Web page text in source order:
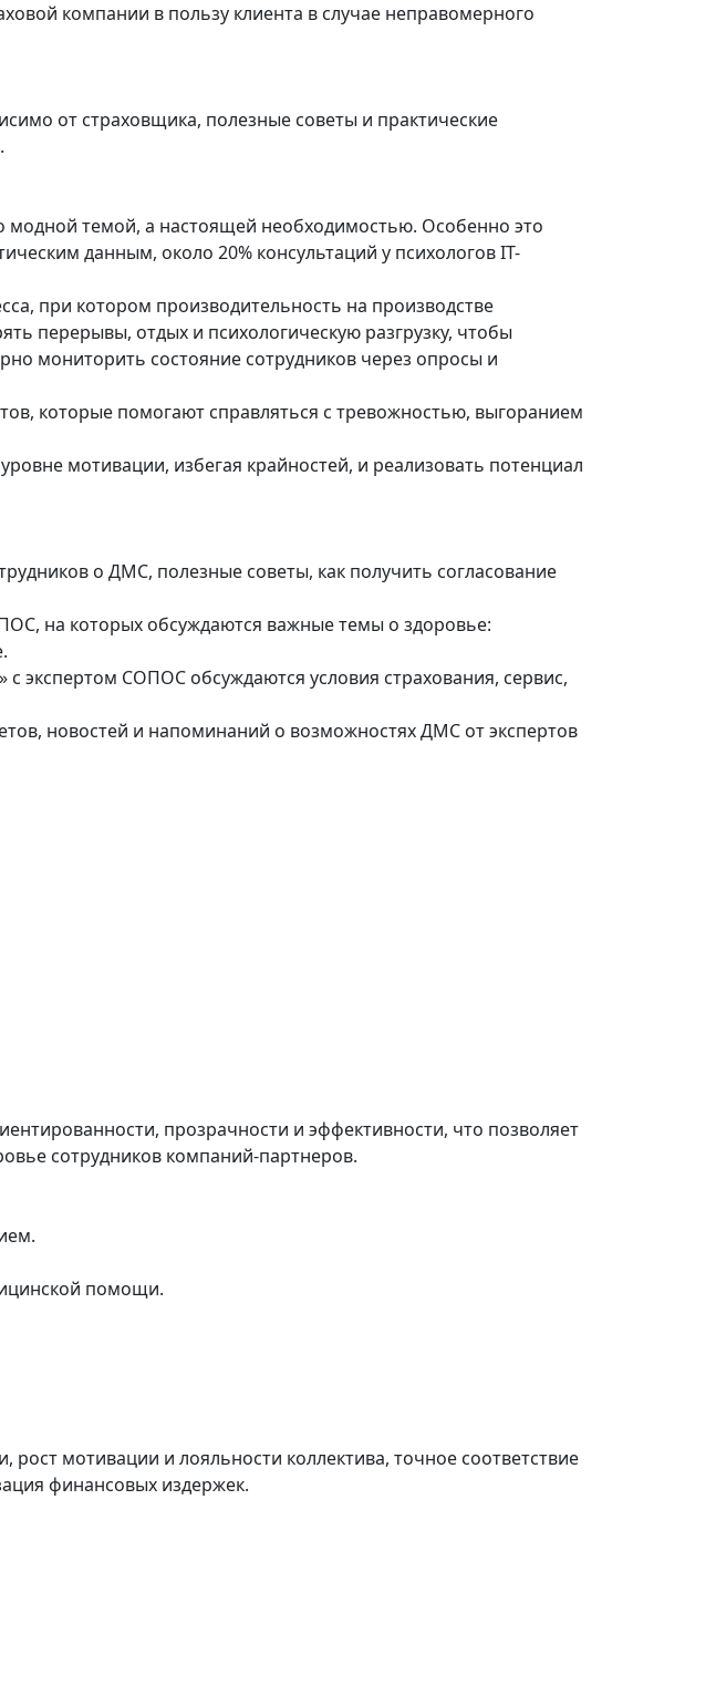
компании в пользу клиента в случае неправомерного
от страховщика, полезные советы и практические
модной темой, а настоящей необходимостью. Особенно это
данным, около 20% консультаций у психологов IT-
при котором производительность на производстве
перерывы, отдых и психологическую разгрузку, чтобы
мониторить состояние сотрудников через опросы и
которые помогают справляться с тревожностью, выгоранием
мотивации, избегая крайностей, и реализовать потенциал
о ДМС, полезные советы, как получить согласование
на которых обсуждаются важные темы о здоровье:
экспертом СОПОС обсуждаются условия страхования, сервис,
новостей и напоминаний о возможностях ДМС от экспертов
прозрачности и эффективности, что позволяет
сотрудников компаний-партнеров.
помощи.
мотивации и лояльности коллектива, точное соответствие
финансовых издержек.